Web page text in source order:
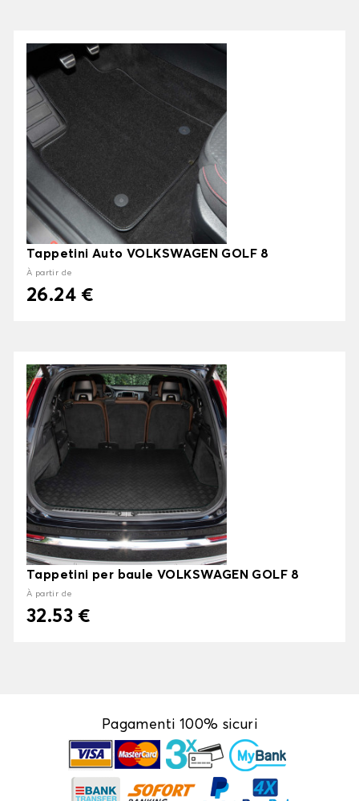
Tappetini Auto VOLKSWAGEN GOLF 8
À partir de
26.24 €
Tappetini per baule VOLKSWAGEN GOLF 8
À partir de
32.53 €
Pagamenti 100% sicuri